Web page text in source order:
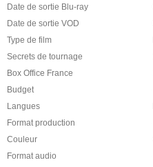
Date de sortie Blu-ray
Date de sortie VOD
Type de film
Secrets de tournage
Box Office France
Budget
Langues
Format production
Couleur
Format audio